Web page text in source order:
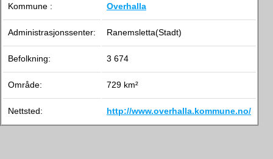
Kommune : Overhalla
Administrasjonssenter: Ranemsletta(Stadt)
Befolkning: 3 674
Område: 729 km²
Nettsted: http://www.overhalla.kommune.no/